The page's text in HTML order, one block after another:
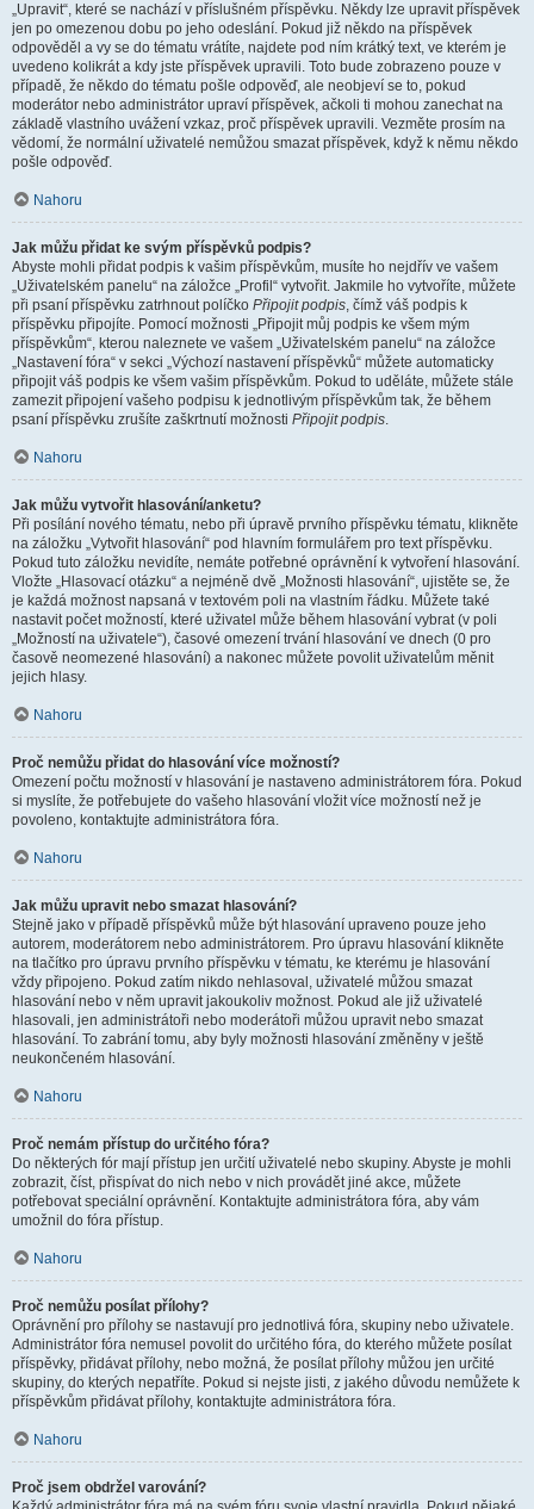
„Upravit“, které se nachází v příslušném příspěvku. Někdy lze upravit příspěvek
jen po omezenou dobu po jeho odeslání. Pokud již někdo na příspěvek
odpověděl a vy se do tématu vrátíte, najdete pod ním krátký text, ve kterém je
uvedeno kolikrát a kdy jste příspěvek upravili. Toto bude zobrazeno pouze v
případě, že někdo do tématu pošle odpověď, ale neobjeví se to, pokud
moderátor nebo administrátor upraví příspěvek, ačkoli ti mohou zanechat na
základě vlastního uvážení vzkaz, proč příspěvek upravili. Vezměte prosím na
vědomí, že normální uživatelé nemůžou smazat příspěvek, když k němu někdo
pošle odpověď.
Nahoru
Jak můžu přidat ke svým příspěvků podpis?
Abyste mohli přidat podpis k vašim příspěvkům, musíte ho nejdřív ve vašem
„Uživatelském panelu“ na záložce „Profil“ vytvořit. Jakmile ho vytvoříte, můžete
při psaní příspěvku zatrhnout políčko Připojit podpis, čímž váš podpis k
příspěvku připojíte. Pomocí možnosti „Připojit můj podpis ke všem mým
příspěvkům“, kterou naleznete ve vašem „Uživatelském panelu“ na záložce
„Nastavení fóra“ v sekci „Výchozí nastavení příspěvků“ můžete automaticky
připojit váš podpis ke všem vašim příspěvkům. Pokud to uděláte, můžete stále
zamezit připojení vašeho podpisu k jednotlivým příspěvkům tak, že během
psaní příspěvku zrušíte zaškrtnutí možnosti Připojit podpis.
Nahoru
Jak můžu vytvořit hlasování/anketu?
Při posílání nového tématu, nebo při úpravě prvního příspěvku tématu, klikněte
na záložku „Vytvořit hlasování“ pod hlavním formulářem pro text příspěvku.
Pokud tuto záložku nevidíte, nemáte potřebné oprávnění k vytvoření hlasování.
Vložte „Hlasovací otázku“ a nejméně dvě „Možnosti hlasování“, ujistěte se, že
je každá možnost napsaná v textovém poli na vlastním řádku. Můžete také
nastavit počet možností, které uživatel může během hlasování vybrat (v poli
„Možností na uživatele“), časové omezení trvání hlasování ve dnech (0 pro
časově neomezené hlasování) a nakonec můžete povolit uživatelům měnit
jejich hlasy.
Nahoru
Proč nemůžu přidat do hlasování více možností?
Omezení počtu možností v hlasování je nastaveno administrátorem fóra. Pokud
si myslíte, že potřebujete do vašeho hlasování vložit více možností než je
povoleno, kontaktujte administrátora fóra.
Nahoru
Jak můžu upravit nebo smazat hlasování?
Stejně jako v případě příspěvků může být hlasování upraveno pouze jeho
autorem, moderátorem nebo administrátorem. Pro úpravu hlasování klikněte
na tlačítko pro úpravu prvního příspěvku v tématu, ke kterému je hlasování
vždy připojeno. Pokud zatím nikdo nehlasoval, uživatelé můžou smazat
hlasování nebo v něm upravit jakoukoliv možnost. Pokud ale již uživatelé
hlasovali, jen administrátoři nebo moderátoři můžou upravit nebo smazat
hlasování. To zabrání tomu, aby byly možnosti hlasování změněny v ještě
neukončeném hlasování.
Nahoru
Proč nemám přístup do určitého fóra?
Do některých fór mají přístup jen určití uživatelé nebo skupiny. Abyste je mohli
zobrazit, číst, přispívat do nich nebo v nich provádět jiné akce, můžete
potřebovat speciální oprávnění. Kontaktujte administrátora fóra, aby vám
umožnil do fóra přístup.
Nahoru
Proč nemůžu posílat přílohy?
Oprávnění pro přílohy se nastavují pro jednotlivá fóra, skupiny nebo uživatele.
Administrátor fóra nemusel povolit do určitého fóra, do kterého můžete posílat
příspěvky, přidávat přílohy, nebo možná, že posílat přílohy můžou jen určité
skupiny, do kterých nepatříte. Pokud si nejste jisti, z jakého důvodu nemůžete k
příspěvkům přidávat přílohy, kontaktujte administrátora fóra.
Nahoru
Proč jsem obdržel varování?